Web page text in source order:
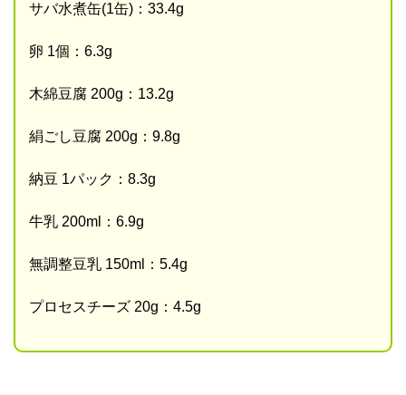
サバ水煮缶(1缶)：33.4g
卵 1個：6.3g
木綿豆腐 200g：13.2g
絹ごし豆腐 200g：9.8g
納豆 1パック：8.3g
牛乳 200ml：6.9g
無調整豆乳 150ml：5.4g
プロセスチーズ 20g：4.5g